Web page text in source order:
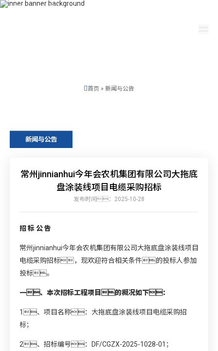
400-115-2288 dfam@ut440.com
首页 » 新闻与公告
新闻与公告
常州jinnianhui今年会农机集团有限公司大拖底
盘涂装线项目电缆采购招标
发布时间：2025-10-28
招 标 公 告
常州jinnianhui今年会农机集团有限公司大拖底盘涂装线项目
电缆采购招标，现欢迎符合相关条件的投标人参加
投标。
一、本次招标工程项目的概况如下：
1、项目名称：大拖底盘涂装线项目电缆采购招
标；
2、招标编号：DF/CGZX-2025-1028-01；